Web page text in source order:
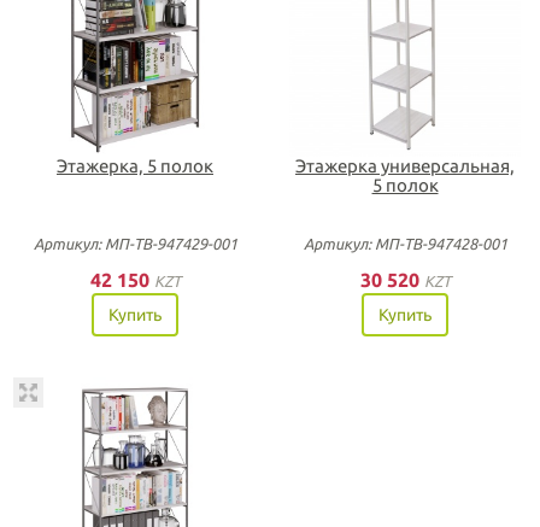
Этажерка, 5 полок
Артикул: МП-ТВ-947429-001
42 150 KZT
Купить
Этажерка универсальная,
5 полок
Артикул: МП-ТВ-947428-001
30 520 KZT
Купить